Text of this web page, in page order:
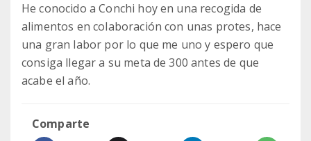
He conocido a Conchi hoy en una recogida de
alimentos en colaboración con unas protes, hace
una gran labor por lo que me uno y espero que
consiga llegar a su meta de 300 antes de que
acabe el año.
Comparte